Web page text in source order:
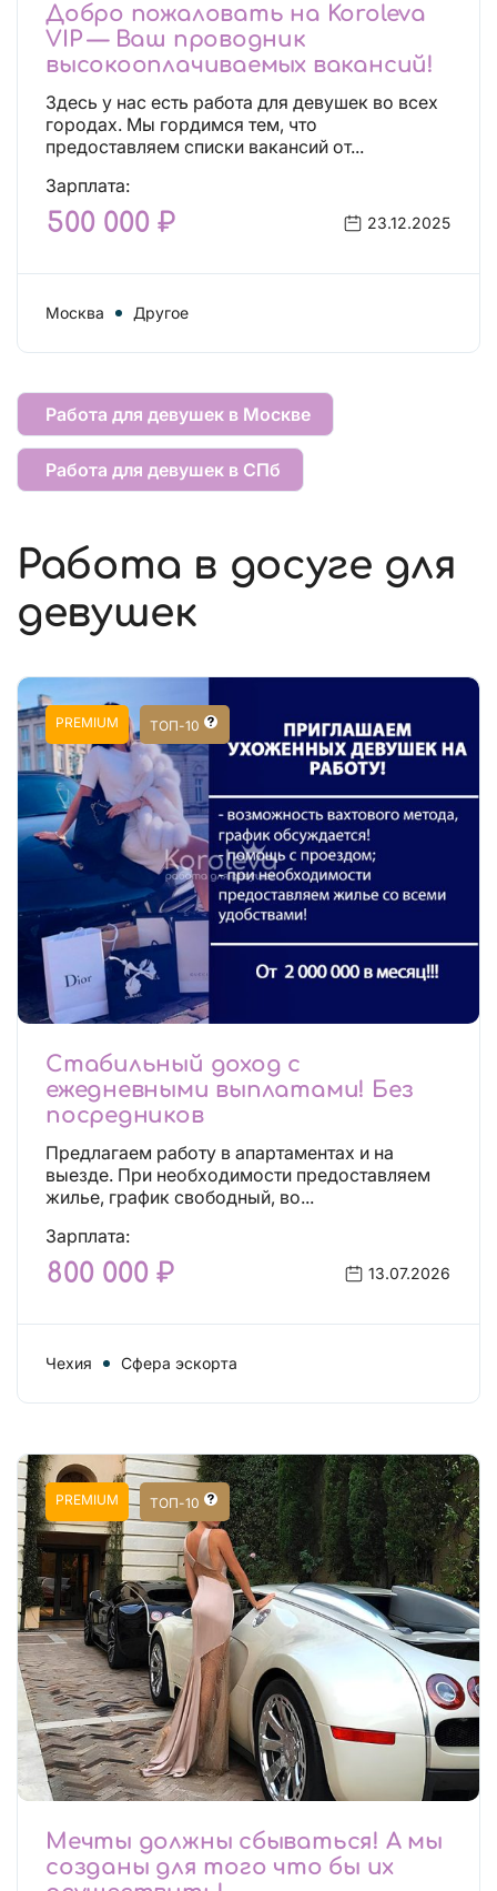
Добро пожаловать на Koroleva
VIP — Ваш проводник
высокооплачиваемых вакансий!
Здесь у нас есть работа для девушек во всех
городах. Мы гордимся тем, что
предоставляем списки вакансий от...
Зарплата:
500 000 ₽ 23.12.2025
Москва Другое
Работа для девушек в Москве
Работа для девушек в СПб
Работа в досуге для
девушек
PREMIUM ТОП-10
Стабильный доход с
ежедневными выплатами! Без
посредников
Предлагаем работу в апартаментах и на
выезде. При необходимости предоставляем
жилье, график свободный, во...
Зарплата:
800 000 ₽ 13.07.2026
Чехия Сфера эскорта
PREMIUM ТОП-10
Мечты должны сбываться! А мы
созданы для того что бы их